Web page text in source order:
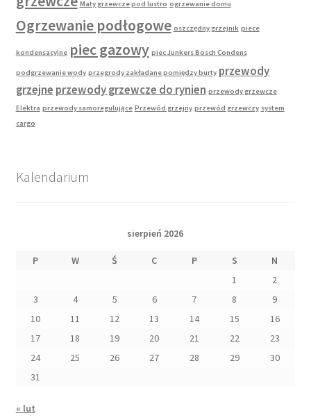
Maty grzewcze pod lustro ogrzewanie domu
Ogrzewanie podłogowe oszczędny grzejnik piece
kondensacyjne piec gazowy piec Junkers Bosch Condens
podgrzewanie wody przegrody zakładane pomiędzy burty przewody
grzejne przewody grzewcze do rynien przewody grzewcze
Elektra przewody samoregulujące Przewód grzejny przewód grzewczy system
cargo
Kalendarium
sierpień 2026
P W Ś C P S
N
1
2
3
4 5 6 7 8
9
10
11 12 13 14 15
16
17
18 19 20 21 22
23
24
25 26 27 28 29
30
31
« lut